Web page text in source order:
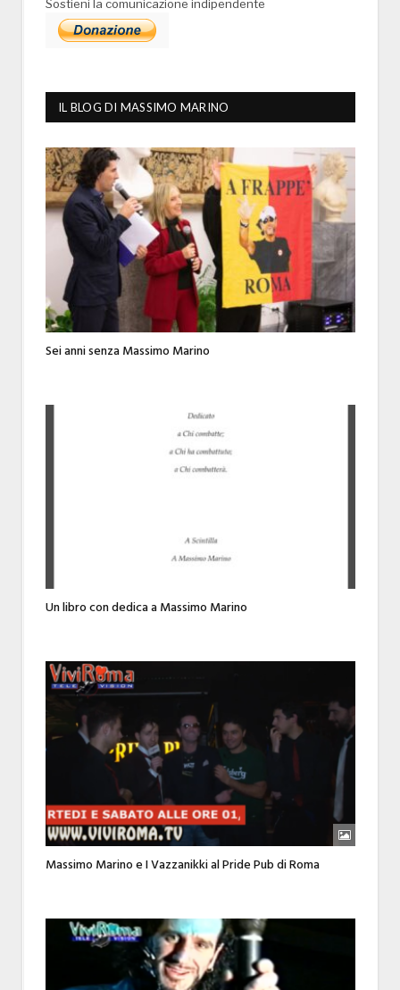
Sostieni la comunicazione indipendente
IL BLOG DI MASSIMO MARINO
Sei anni senza Massimo Marino
Un libro con dedica a Massimo Marino
Massimo Marino e I Vazzanikki al Pride Pub di Roma